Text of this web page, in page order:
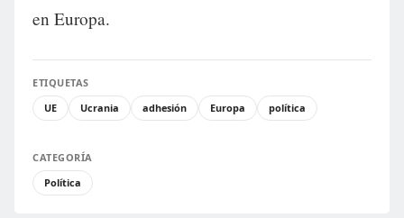
en Europa.
ETIQUETAS
UE
Ucrania adhesión Europa política
CATEGORÍA
Política